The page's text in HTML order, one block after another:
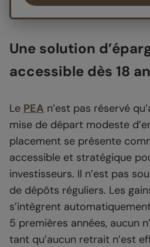
Une solution
accessible dès 18
Le PEA n’est pas réservé
mise de départ modeste
placement se présente
accessible et stratégique
investisseurs. Il n’est pas
de dépôts réguliers. Les
s’intègrent
5 premières années, aucun
tant qu’aucun retrait n’est